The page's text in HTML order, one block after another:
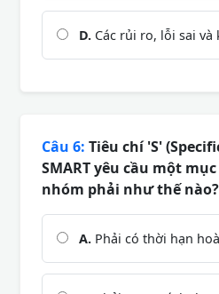
D. Các rủi ro, lỗi sai
Câu 6: Tiêu chí 'S'
SMART yêu cầu một
nhóm phải như thế nào?
A. Phải có thời hạn